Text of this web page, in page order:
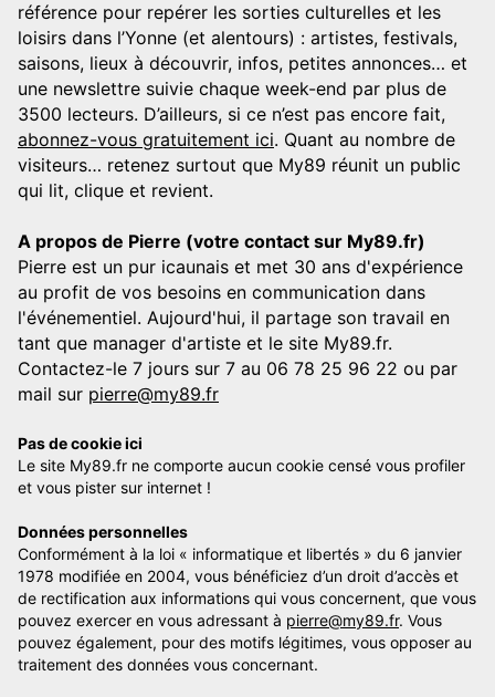
référence pour repérer les sorties culturelles et les
loisirs dans l’Yonne (et alentours) : artistes, festivals,
saisons, lieux à découvrir, infos, petites annonces… et
une newslettre suivie chaque week-end par plus de
3500 lecteurs. D’ailleurs, si ce n’est pas encore fait,
abonnez-vous gratuitement ici. Quant au nombre de
visiteurs… retenez surtout que My89 réunit un public
qui lit, clique et revient.
A propos de Pierre (votre contact sur My89.fr)
Pierre est un pur icaunais et met 30 ans d'expérience
au profit de vos besoins en communication dans
l'événementiel. Aujourd'hui, il partage son travail en
tant que manager d'artiste et le site My89.fr.
Contactez-le 7 jours sur 7 au 06 78 25 96 22 ou par
mail sur pierre@my89.fr
Pas de cookie ici
Le site My89.fr ne comporte aucun cookie censé vous profiler
et vous pister sur internet !
Données personnelles
Conformément à la loi « informatique et libertés » du 6 janvier
1978 modifiée en 2004, vous bénéficiez d’un droit d’accès et
de rectification aux informations qui vous concernent, que vous
pouvez exercer en vous adressant à pierre@my89.fr. Vous
pouvez également, pour des motifs légitimes, vous opposer au
traitement des données vous concernant.